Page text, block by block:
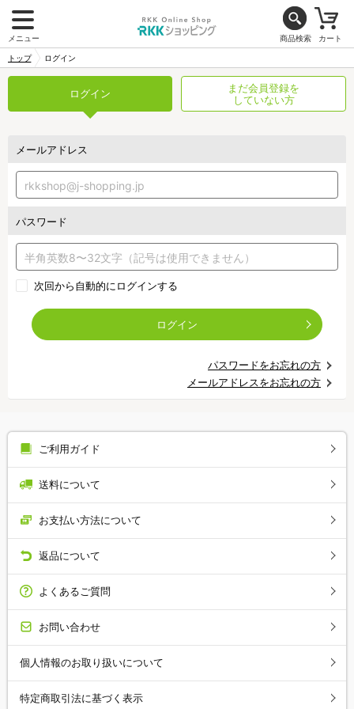
メニュー 商品検索 カート
トップ ログイン
ログイン
まだ会員登録を
していない方
メールアドレス
パスワード
次回から自動的にログインする
ログイン
パスワードをお忘れの方
メールアドレスをお忘れの方
ご利用ガイド
送料について
お支払い方法について
返品について
よくあるご質問
お問い合わせ
個人情報のお取り扱いについて
特定商取引法に基づく表示